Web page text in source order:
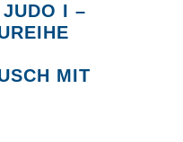
JUDO I –
MIT